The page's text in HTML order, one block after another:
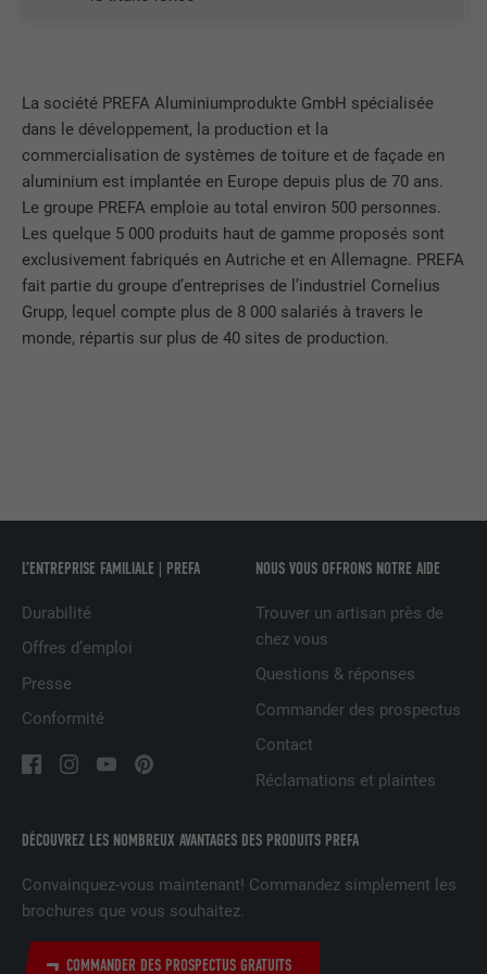
La société PREFA Aluminiumprodukte GmbH spécialisée
dans le développement, la production et la
commercialisation de systèmes de toiture et de façade en
aluminium est implantée en Europe depuis plus de 70 ans.
Le groupe PREFA emploie au total environ 500 personnes.
Les quelque 5 000 produits haut de gamme proposés sont
exclusivement fabriqués en Autriche et en Allemagne. PREFA
fait partie du groupe d’entreprises de l’industriel Cornelius
Grupp, lequel compte plus de 8 000 salariés à travers le
monde, répartis sur plus de 40 sites de production.
DÉCOUVREZ LES NOMBREUX AVANTAGES DES PRODUITS PREFA
Convainquez-vous maintenant! Commandez simplement les
brochures que vous souhaitez.
COMMANDER DES PROSPECTUS GRATUITS
L’ENTREPRISE FAMILIALE | PREFA
Durabilité
Offres d’emploi
Presse
Conformité
NOUS VOUS OFFRONS NOTRE AIDE
Trouver un artisan près de
chez vous
Questions & réponses
Commander des prospectus
Contact
Réclamations et plaintes
sur la manière dont l'utilisateur utilise le
site Internet.
FOURNISSEUR Google Optimize
EXPIRATION 90 jours
Est placé afin de tester si le navigateur
EXPIRATION Session
UTILITÉ
Enregistre la langue choisie par
l'utilisateur pour un site Internet.
NOM lang
LinkedIn
EXPIRATION
UTILITÉ
LinkedIn pour suivre l'utilisation de
services intégrés.
EXPIRATION 2 ans
Utilisé par le service de réseau social